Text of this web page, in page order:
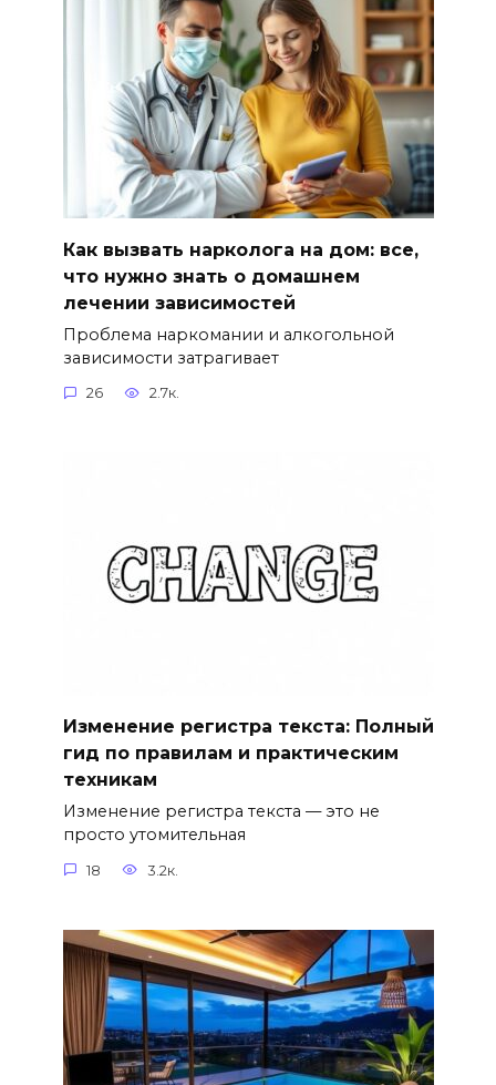
Как вызвать нарколога на дом: все,
что нужно знать о домашнем
лечении зависимостей
Проблема наркомании и алкогольной
зависимости затрагивает
26 2.7к.
Изменение регистра текста: Полный
гид по правилам и практическим
техникам
Изменение регистра текста — это не
просто утомительная
18 3.2к.